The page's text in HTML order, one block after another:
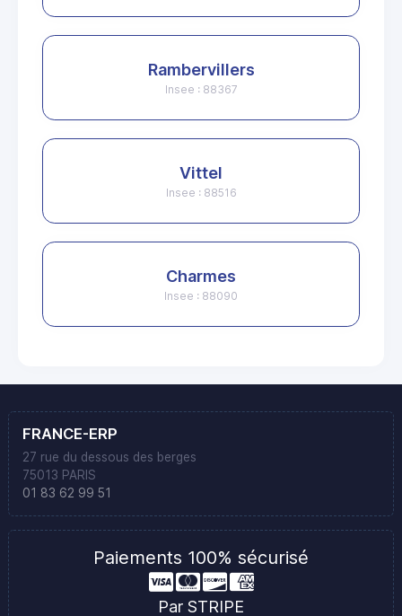
Rambervillers
Insee : 88367
Vittel
Insee : 88516
Charmes
Insee : 88090
FRANCE-ERP
27 rue du dessous des berges
75013 PARIS
01 83 62 99 51
Paiements 100% sécurisé
Par STRIPE